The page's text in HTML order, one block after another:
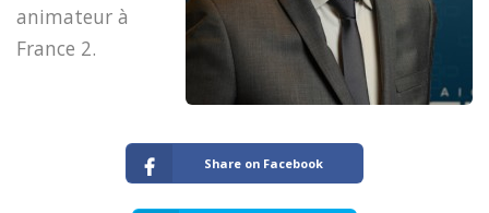
animateur à
France 2.
Share on Facebook